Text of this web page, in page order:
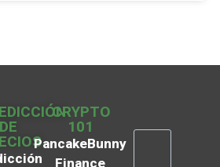
DE
CRYPTO
101
PancakeBunny
Finance